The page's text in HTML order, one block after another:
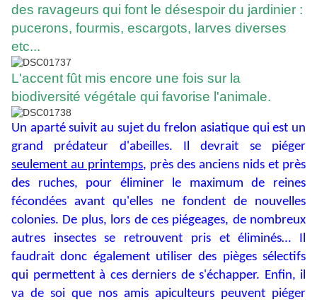
des ravageurs qui font le désespoir du jardinier :
pucerons, fourmis, escargots, larves diverses
etc...
L'accent fût mis encore une fois sur la
biodiversité végétale qui favorise l'animale.
Un aparté suivit au sujet du frelon asiatique qui est un
grand prédateur d'abeilles. Il devrait se piéger
seulement au printemps, près des anciens nids et près
des ruches, pour éliminer le maximum de reines
fécondées avant qu'elles ne fondent de nouvelles
colonies. De plus, lors de ces piégeages, de nombreux
autres insectes se retrouvent pris et éliminés… Il
faudrait donc également utiliser des pièges sélectifs
qui permettent à ces derniers de s'échapper. Enfin, il
va de soi que nos amis apiculteurs peuvent piéger